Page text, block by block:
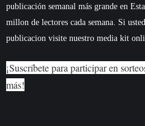
publicación semanal más grande en
millon de lectores cada semana. Si
publicacion visite nuestro media kit
¡Suscríbete para participar en
más!